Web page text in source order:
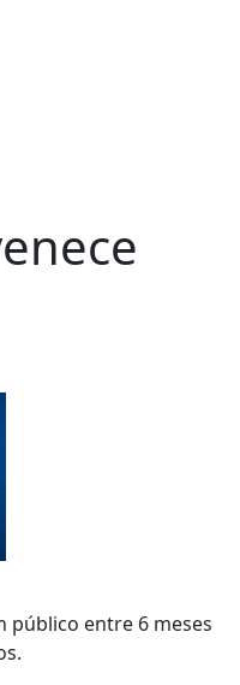
público entre 6 meses